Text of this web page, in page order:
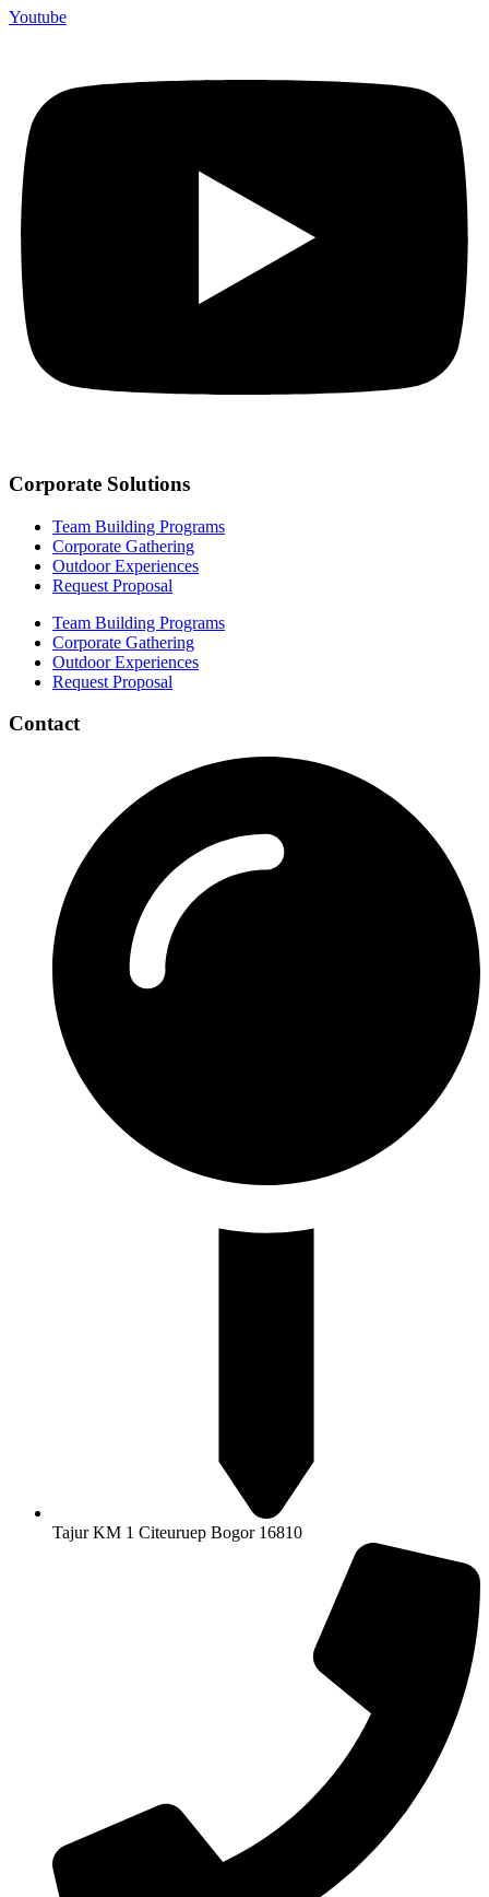
Youtube
Corporate Solutions
Team Building Programs
Corporate Gathering
Outdoor Experiences
Request Proposal
Team Building Programs
Corporate Gathering
Outdoor Experiences
Request Proposal
Contact
Tajur KM 1 Citeuruep Bogor 16810